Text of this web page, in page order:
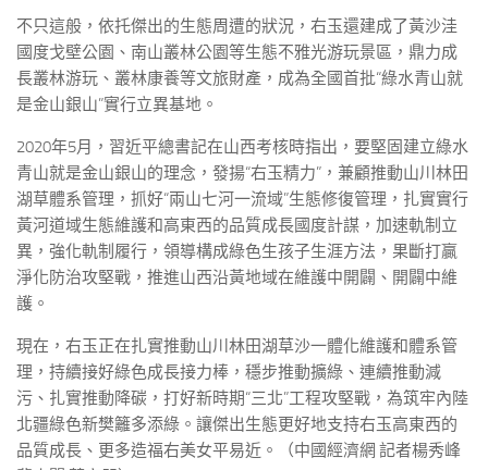
不只這般，依托傑出的生態周遭的狀況，右玉還建成了黃沙洼
國度戈壁公園、南山叢林公園等生態不雅光游玩景區，鼎力成
長叢林游玩、叢林康養等文旅財產，成為全國首批“綠水青山就
是金山銀山”實行立異基地。
2020年5月，習近平總書記在山西考核時指出，要堅固建立綠水
青山就是金山銀山的理念，發揚“右玉精力”，兼顧推動山川林田
湖草體系管理，抓好“兩山七河一流域”生態修復管理，扎實實行
黃河道域生態維護和高東西的品質成長國度計謀，加速軌制立
異，強化軌制履行，領導構成綠色生孩子生涯方法，果斷打贏
淨化防治攻堅戰，推進山西沿黃地域在維護中開闢、開闢中維
護。
現在，右玉正在扎實推動山川林田湖草沙一體化維護和體系管
理，持續接好綠色成長接力棒，穩步推動擴綠、連續推動減
污、扎實推動降碳，打好新時期“三北”工程攻堅戰，為筑牢內陸
北疆綠色新樊籬多添綠。讓傑出生態更好地支持右玉高東西的
品質成長、更多造福右美女平易近。（中國經濟網 記者楊秀峰